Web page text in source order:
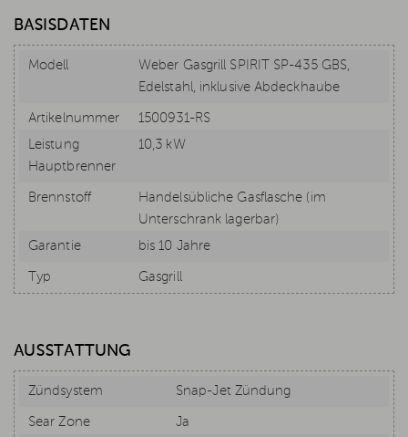
BASISDATEN
Modell
Weber Gasgrill SPIRIT SP-435 GBS,
Edelstahl, inklusive Abdeckhaube
Artikelnummer
1500931-RS
Leistung
Hauptbrenner
10,3 kW
Brennstoff
Handelsübliche Gasflasche (im
Unterschrank lagerbar)
Garantie
bis 10 Jahre
Typ Gasgrill
AUSSTATTUNG
Zündsystem Snap-Jet Zündung
Sear Zone Ja